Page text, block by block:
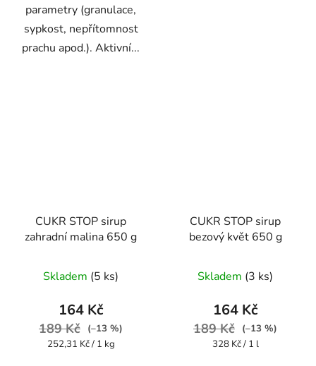
parametry (granulace,
sypkost, nepřítomnost
prachu apod.). Aktivní...
CUKR STOP sirup
zahradní malina 650 g
Skladem (5 ks)
164 Kč
189 Kč
(–13 %)
Měrná
252,31 Kč / 1 kg
CUKR STOP sirup
bezový květ 650 g
Skladem (3 ks)
164 Kč
189 Kč
(–13 %)
Měrná
328 Kč / 1 l